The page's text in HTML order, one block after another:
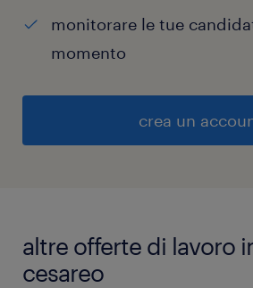
monitorare le tue
momento
crea un
altre offerte di lavoro
cesareo